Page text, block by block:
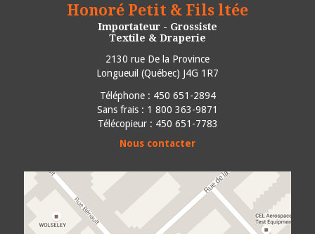
Honoré Petit & Fils ltée
Importateur - Grossiste
Textile & Draperie
2130 rue De la Province
Longueuil (Québec) J4G 1R7
Téléphone : 450 651-2894
Sans frais : 1 800 363-9871
Télécopieur : 450 651-7783
Nous contacter